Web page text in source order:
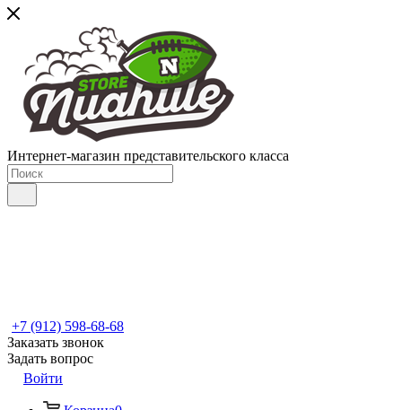
Интернет-магазин представительского класса
+7 (912) 598-68-68
Заказать звонок
Задать вопрос
Войти